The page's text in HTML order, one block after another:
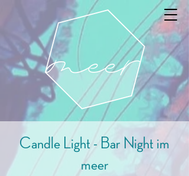
Candle Light - Bar Night im
meer